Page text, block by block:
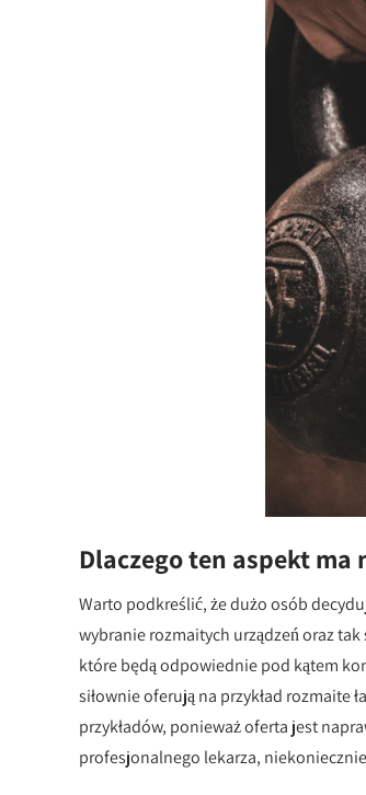
Dlaczego ten aspekt
Warto podkreślić, że dużo osób
wybranie rozmaitych urządzeń oraz
które będą odpowiednie pod kątem
siłownie oferują na przykład rozmaite
przykładów, ponieważ oferta jest
profesjonalnego lekarza,